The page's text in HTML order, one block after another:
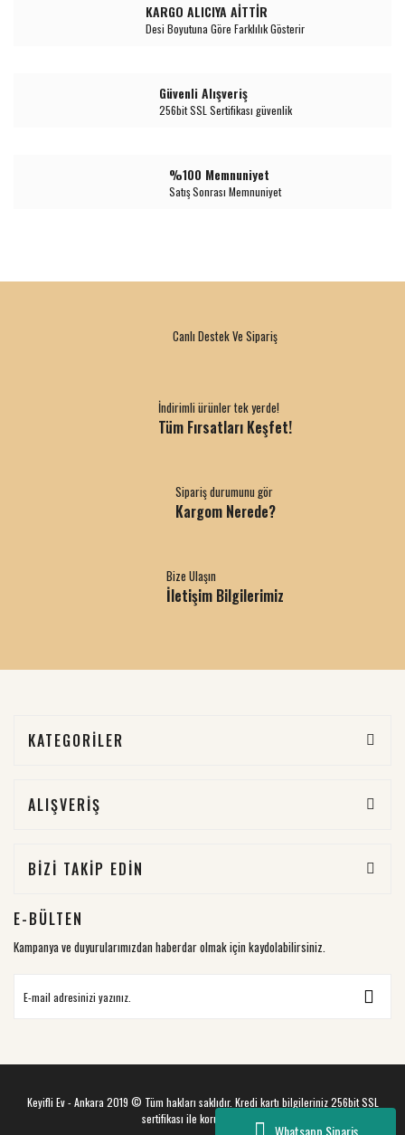
Whatsapp Sipariş
KARGO ALICIYA AİTTİR
Desi Boyutuna Göre Farklılık Gösterir
Güvenli Alışveriş
256bit SSL Sertifikası güvenlik
%100 Memnuniyet
Satış Sonrası Memnuniyet
Canlı Destek Ve Sipariş
İndirimli ürünler tek yerde!
Tüm Fırsatları Keşfet!
Sipariş durumunu gör
Kargom Nerede?
Bize Ulaşın
İletişim Bilgilerimiz
KATEGORİLER
ALIŞVERİŞ
BİZİ TAKİP EDİN
E-BÜLTEN
Kampanya ve duyurularımızdan haberdar olmak için kaydolabilirsiniz.
Keyifli Ev - Ankara 2019 © Tüm hakları saklıdır. Kredi kartı bilgileriniz 256bit SSL
sertifikası ile korunmaktadır.